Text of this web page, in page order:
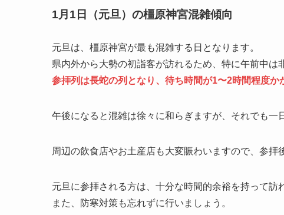
1月1日（元旦）の橿原神宮混雑傾向
元旦は、橿原神宮が最も混雑する日となります。
県内外から大勢の初詣客が訪れるため、特に午前中は
参拝列は長蛇の列となり、待ち時間が1〜2時間程度か
午後になると混雑は徐々に和らぎますが、それでも一
周辺の飲食店やお土産店も大変賑わいますので、参拝
元旦に参拝される方は、十分な時間的余裕を持って訪
また、防寒対策も忘れずに行いましょう。